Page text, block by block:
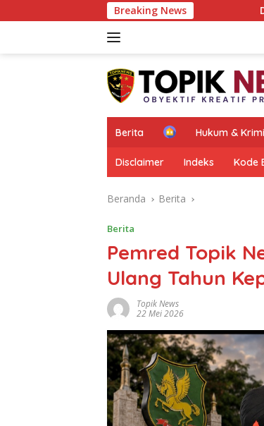
ke
Breaking News
Diduga Pungutan Liar
Berita
H
m
Hukum &
Disclaimer Indeks Kode
Beranda Berita
Berita
Pemred Topik
Ulang Tahun
Topik News
22 Mei 2026